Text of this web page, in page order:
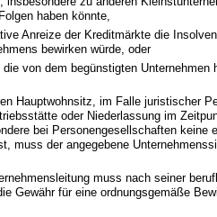
haben könnte,
Anreize der Kreditmärkte die
bewirken würde, oder
von dem begünstigten Unternehmen
Hauptwohnsitz, im Falle juristischer
oder Niederlassung im
bei Personengesellschaften keine
muss der angegebene
muss nach seiner
Gewähr für eine ordnungsgemäße